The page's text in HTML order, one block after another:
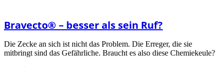
Bravecto® – besser als sein Ruf?
Die Zecke an sich ist nicht das Problem. Die Erreger, die sie
mitbringt sind das Gefährliche. Braucht es also diese Chemiekeule?